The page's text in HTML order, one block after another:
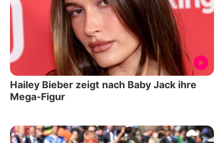
Hailey Bieber zeigt nach Baby Jack ihre
Mega-Figur